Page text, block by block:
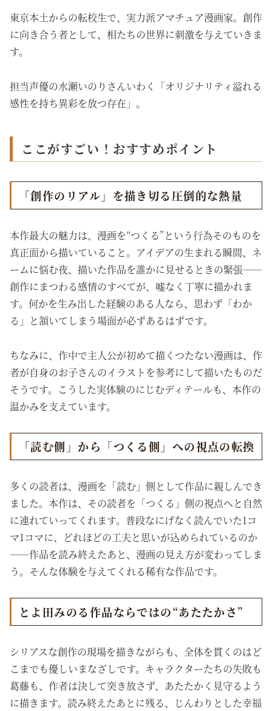
東京本土からの転校生で、実力派アマチュア漫画家。創作
に向き合う者として、相たちの世界に刺激を与えていきま
す。
担当声優の水瀬いのりさんいわく「オリジナリティ溢れる
感性を持ち異彩を放つ存在」。
ここがすごい！おすすめポイント
「創作のリアル」を描き切る圧倒的な熱量
本作最大の魅力は、漫画を“つくる”という行為そのものを
真正面から描いていること。アイデアの生まれる瞬間、ネ
ームに悩む夜、描いた作品を誰かに見せるときの緊張――
創作にまつわる感情のすべてが、嘘なく丁寧に描かれま
す。何かを生み出した経験のある人なら、思わず「わか
る」と頷いてしまう場面が必ずあるはずです。
ちなみに、作中で主人公が初めて描くつたない漫画は、作
者が自身のお子さんのイラストを参考にして描いたものだ
そうです。こうした実体験のにじむディテールも、本作の
温かみを支えています。
「読む側」から「つくる側」への視点の転換
多くの読者は、漫画を「読む」側として作品に親しんでき
ました。本作は、その読者を「つくる」側の視点へと自然
に連れていってくれます。普段なにげなく読んでいた1コ
マ1コマに、どれほどの工夫と思いが込められているのか
――作品を読み終えたあと、漫画の見え方が変わってしま
う。そんな体験を与えてくれる稀有な作品です。
とよ田みのる作品ならではの“あたたかさ”
シリアスな創作の現場を描きながらも、全体を貫くのはど
こまでも優しいまなざしです。キャラクターたちの失敗も
葛藤も、作者は決して突き放さず、あたたかく見守るよう
に描きます。読み終えたあとに残る、じんわりとした幸福